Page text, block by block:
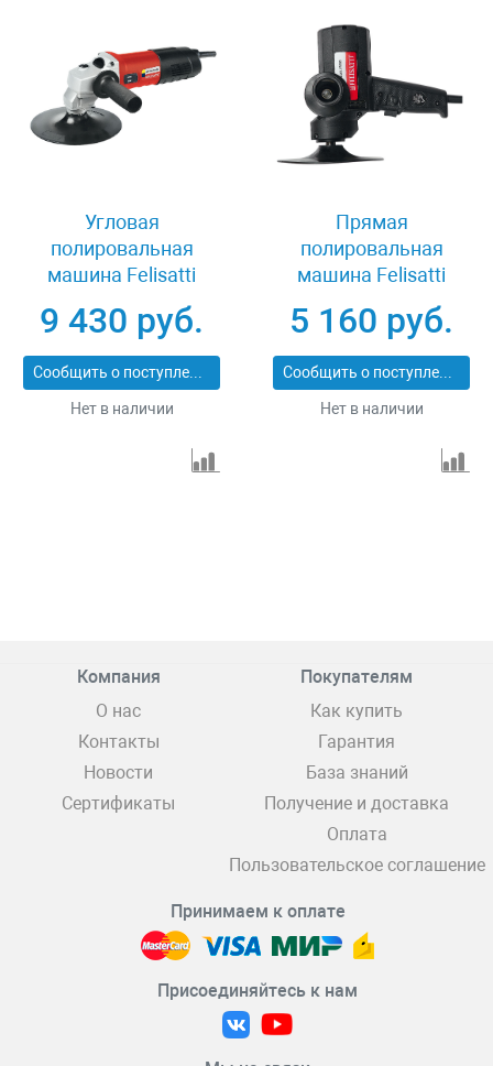
Угловая
полировальная
машина Felisatti
APF180/1010E
9 430 руб.
Сообщить о поступлении
Нет в наличии
Прямая
полировальная
машина Felisatti
5 160 руб.
Сообщить о поступлении
Нет в наличии
Компания
О нас
Контакты
Новости
Сертификаты
Покупателям
Как купить
Гарантия
База знаний
Получение и доставка
Оплата
Пользовательское соглашение
Принимаем к оплате
Присоединяйтесь к нам